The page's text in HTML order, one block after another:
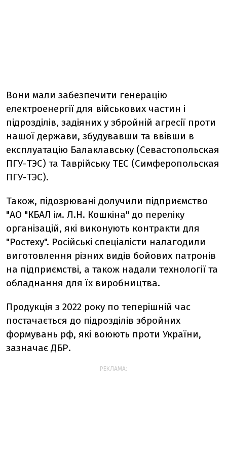
Вони мали забезпечити генерацію
електроенергії для військових частин і
підрозділів, задіяних у збройній агресії проти
нашої держави, збудувавши та ввівши в
експлуатацію Балаклавську (Севастопольская
ПГУ-ТЭС) та Таврійську ТЕС (Симферопольская
ПГУ-ТЭС).
Також, підозрювані долучили підприємство
"АО "КБАЛ ім. Л.Н. Кошкіна" до переліку
організацій, які виконують контракти для
"Ростеху". Російські спеціалісти налагодили
виготовлення різних видів бойових патронів
на підприємстві, а також надали технології та
обладнання для їх виробництва.
Продукція з 2022 року по теперішній час
постачається до підрозділів збройних
формувань рф, які воюють проти України,
зазначає ДБР.
РЕКЛАМА: